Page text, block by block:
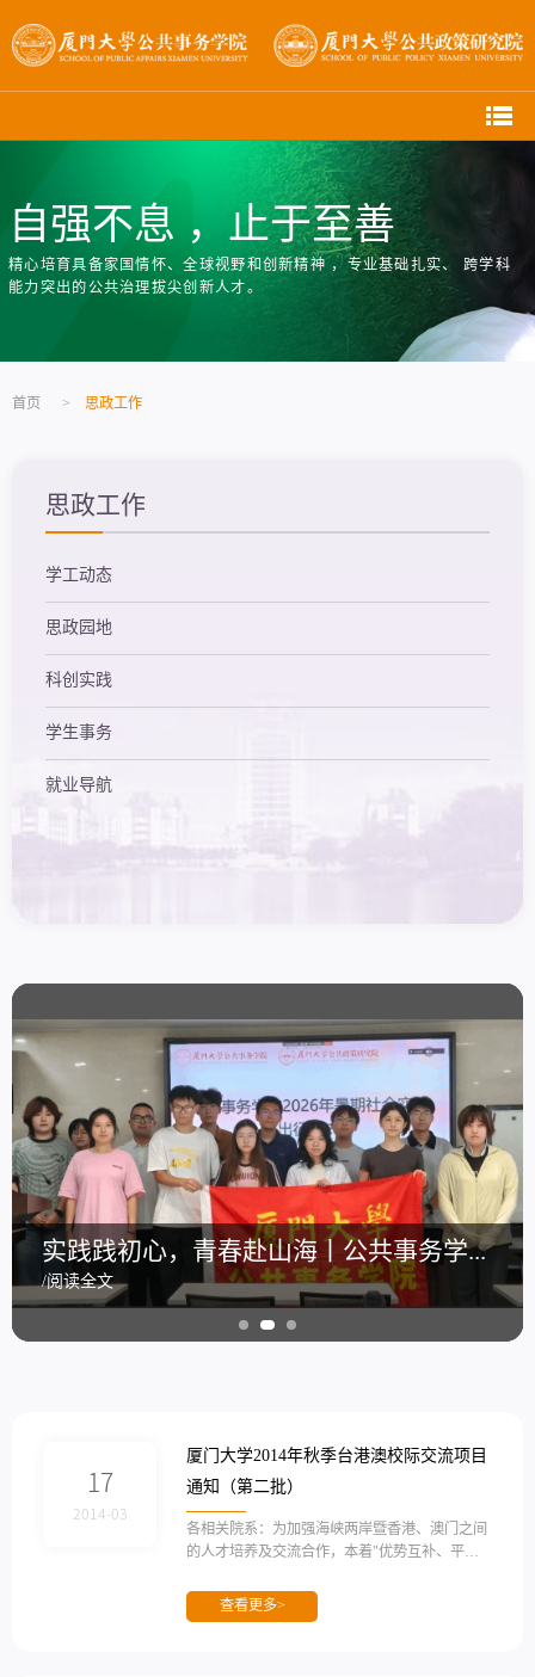
自强不息 ，止于至善
精心培育具备家国情怀、全球视野和创新精神 ，专业基础扎实、 跨学科
能力突出的公共治理拔尖创新人才。
首页 > 思政工作
思政工作
学工动态
思政园地
科创实践
学生事务
就业导航
公事青榜样丨翁林佳雨：拔节生长，写下青春答卷
/阅读全文
公事青榜样丨张语薇：步履不停，在公共事务中向实而行
/阅读全文
实践践初心，青春赴山海丨公共事务学院举行2026年暑期社会实践出征仪式
/阅读全文
公事青榜样丨翁林佳雨：拔节生长，写下青春答卷
/阅读全文
公事青榜样丨张语薇：步履不停，在公共事务中向实而行
/阅读全文
17
2014-03
厦门大学2014年秋季台港澳校际交流项目
通知（第二批）
各相关院系：为加强海峡两岸暨香港、澳门之间
的人才培养及交流合作，本着"优势互补、平等
了交换生协议。我校2014年秋季台港澳校际交流
项目现已进入第二批选拔，具体通知如下：一、
查看更多>